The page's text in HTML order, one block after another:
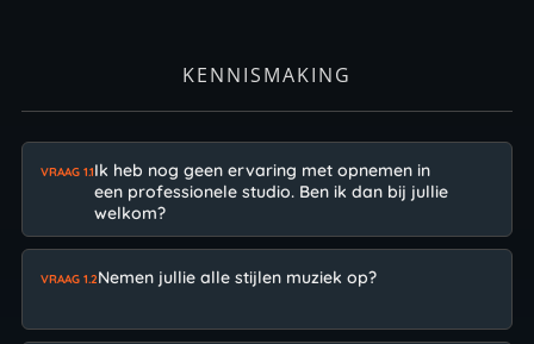
KENNISMAKING
VRAAG 1.1Ik heb nog geen ervaring met opnemen in
een professionele studio. Ben ik dan bij jullie
welkom?
VRAAG 1.2Nemen jullie alle stijlen muziek op?